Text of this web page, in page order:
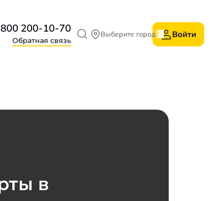
200-10-70
Обратная связь
Выберите город Войти
в